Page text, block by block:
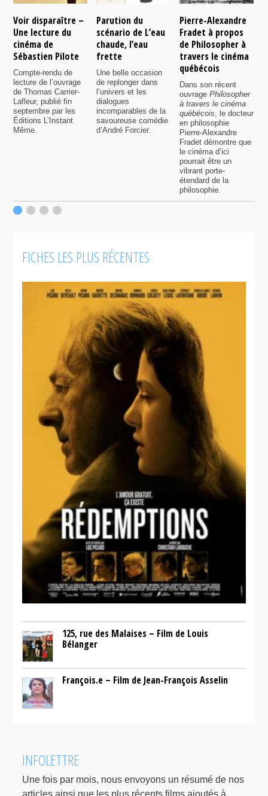
Voir disparaître –
Une lecture du
cinéma de
Sébastien Pilote
Compte-rendu de
lecture de l’ouvrage
de Thomas Carrier-
Lafleur, publié fin
septembre par les
Éditions L’Instant
Même.
Parution du
scénario de L’eau
chaude, l’eau
frette
Une belle occasion
de replonger dans
l’univers et les
dialogues
incomparables de la
savoureuse comédie
d’André Forcier.
Pierre-Alexandre
Fradet à propos
de Philosopher à
travers le cinéma
québécois
Dans son récent
ouvragePhilosopher
à travers le cinéma
québécois , le docteur
en philosophie
Pierre-Alexandre
Fradet démontre que
le cinéma d’ici
pourrait être un
vibrant porte-
étendard de la
philosophie.
FICHES LES PLUS RÉCENTES
125, rue des Malaises – Film de Louis
Bélanger
François.e – Film de Jean-François Asselin
INFOLETTRE
Une fois par mois, nous envoyons un résumé de nos
articles ainsi que les plus récents films ajoutés à